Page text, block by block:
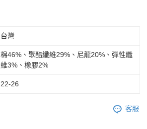
台灣
棉46%、聚酯纖維29%、尼龍20%、彈性纖
維3%、橡膠2%
22-26
客服